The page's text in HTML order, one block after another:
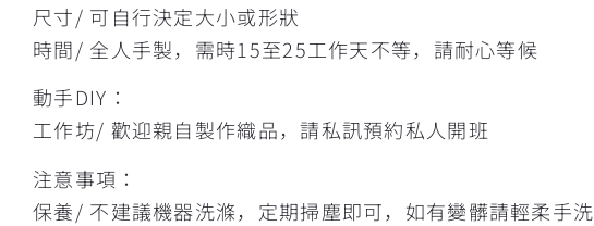
尺寸/ 可自行決定大小或形狀
時間/ 全人手製，需時15至25工作天不等，請耐心等候
動手DIY：
工作坊/ 歡迎親自製作織品，請私訊預約私人開班
注意事項：
保養/ 不建議機器洗滌，定期掃塵即可，如有變髒請輕柔手洗